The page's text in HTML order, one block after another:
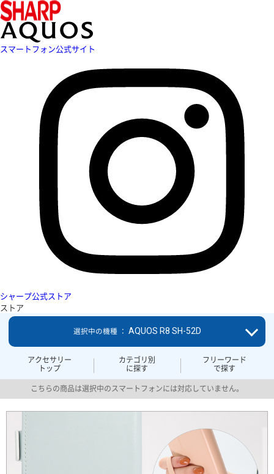
スマートフォン公式サイト
シャープ公式ストア
ストア
アクセサリー
トップ
カテゴリ別
に探す
フリーワード
で探す
選択中の機種 ： AQUOS R8 SH-52D
こちらの商品は選択中のスマートフォンには対応していません。